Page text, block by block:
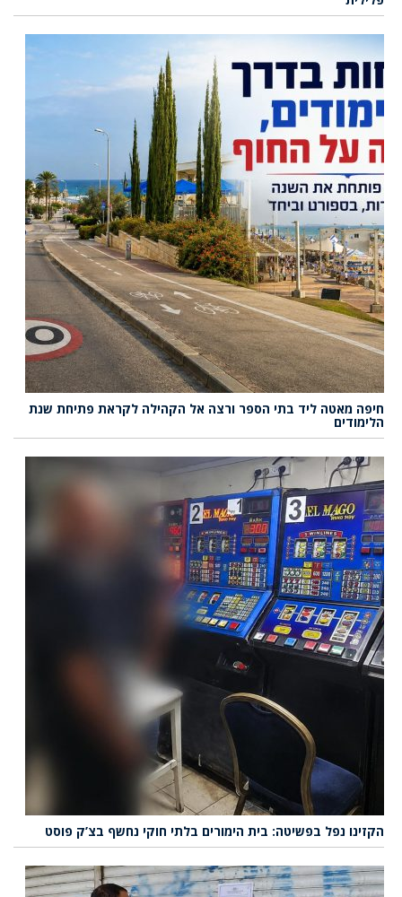
חיפה מאטה ליד בתי הספר ורצה אל הקהילה לקראת פתיחת שנת
הלימודים
הקזינו נפל בפשיטה: בית הימורים בלתי חוקי נחשף בצ’ק פוסט